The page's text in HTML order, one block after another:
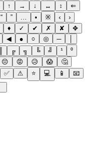
↑ → ↓ ↔ ↕
⇐
“ ” • ※ ‹
›
♦ ✓ ✔ ✗ ✘
✥
◀ ● ○ ◎ ─
╔ ╗ ╚ ╝ ¹
⁰
😔 😡 😥 😱
🤔
✅ ⚠ ⭐ 💻 📱
📧